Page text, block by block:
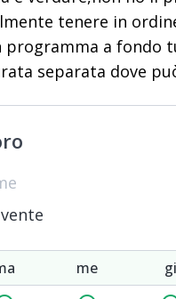
tenere in
programma a fondo
separata dove
me gi